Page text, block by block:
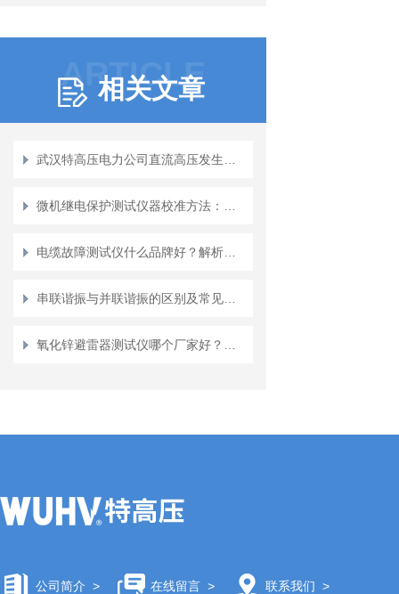
ARTICLE
相关文章
公司简介 > 在线留言> 联系我们 >